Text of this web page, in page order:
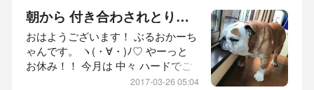
れて 朝から 気分爽快！ いやー。 久
しぶりに 体が軽いっ！！ ヽ(・∀・)ﾉ
素晴らしい 目覚めを ありがと
う！！ ヽ(・∀・)ﾉ それでは 参りま
しょう！ 本日の 坊っちゃん レポ
朝から 付き合わされとります！！
おはようございます！ ぶるおかーち
ゃんです。 ヽ(・∀・)ﾉ♡ やーっと
お休み！！ 今月は 中々 ハードでご
ざいます。 お食事続きで デブ真っ
2017-03-26 05:04